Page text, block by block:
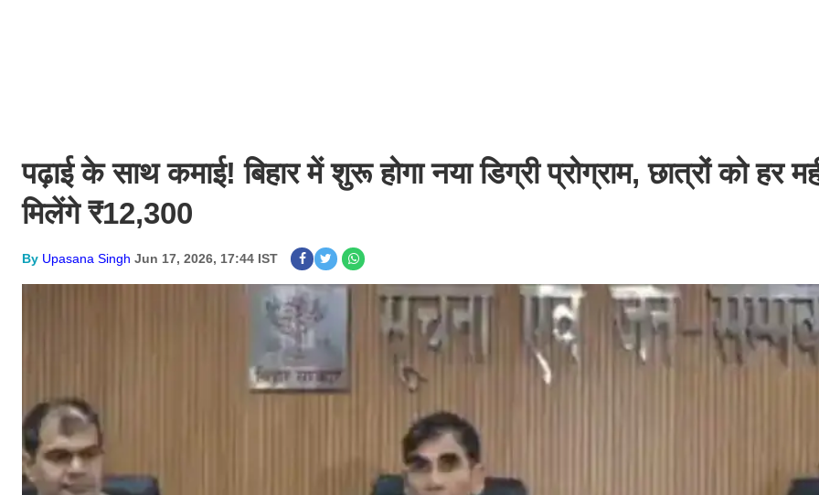
पढ़ाई के साथ कमाई! बिहार में शुरू होगा नया डिग्री प्रोग्राम, छात्रों को हर
मिलेंगे ₹12,300
By Upasana Singh Jun 17, 2026, 17:44 IST